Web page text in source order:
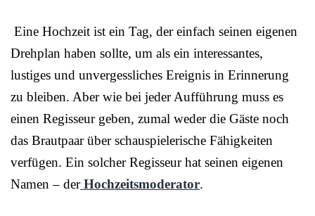
Eine Hochzeit ist ein Tag, der einfach seinen eigenen
Drehplan haben sollte, um als ein interessantes,
lustiges und unvergessliches Ereignis in Erinnerung
zu bleiben. Aber wie bei jeder Aufführung muss es
einen Regisseur geben, zumal weder die Gäste noch
das Brautpaar über schauspielerische Fähigkeiten
verfügen. Ein solcher Regisseur hat seinen eigenen
Namen – derHochzeitsmoderator.